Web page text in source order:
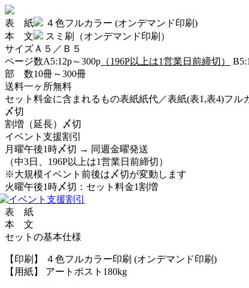
表 紙 ４色フルカラー (オンデマンド印刷)
本 文
スミ刷（オンデマンド印刷）
サイズ Ａ５／Ｂ５
ページ数A5:12p～300p （196P以上は1営業日前締切）
部 数10冊～300冊
送料一ヶ所無料
セット料金に含まれるもの表紙紙代／表紙(表1,表4)フル
〆切
割増（延長）〆切
イベント支援割引
月曜午後1時〆切 → 同週金曜発送
（中3日、196P以上は1営業日前締切）
※大規模イベント前後は〆切が変動します
火曜午後1時〆切：セット料金1割増
表 紙
本 文
セットの基本仕様
【印刷】 ４色フルカラー印刷 (オンデマンド印刷)
【用紙】 アートポスト180kg